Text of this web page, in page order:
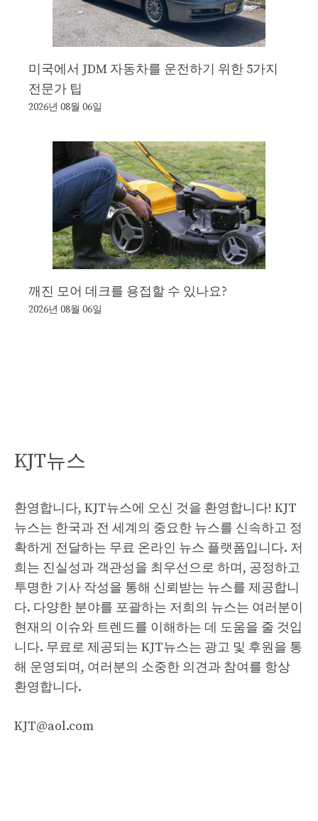
미국에서 JDM 자동차를 운전하기 위한 5가지
전문가 팁
2026년 08월 06일
깨진 모어 데크를 용접할 수 있나요?
2026년 08월 06일
KJT뉴스
환영합니다, KJT뉴스에 오신 것을 환영합니다! KJT
뉴스는 한국과 전 세계의 중요한 뉴스를 신속하고 정
확하게 전달하는 무료 온라인 뉴스 플랫폼입니다. 저
희는 진실성과 객관성을 최우선으로 하며, 공정하고
투명한 기사 작성을 통해 신뢰받는 뉴스를 제공합니
다. 다양한 분야를 포괄하는 저희의 뉴스는 여러분이
현재의 이슈와 트렌드를 이해하는 데 도움을 줄 것입
니다. 무료로 제공되는 KJT뉴스는 광고 및 후원을 통
해 운영되며, 여러분의 소중한 의견과 참여를 항상
환영합니다.
KJT@aol.com